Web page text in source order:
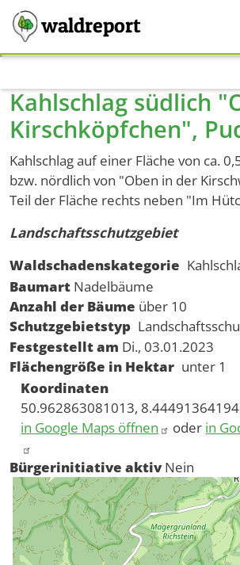
waldreport
Kahlschlag südlich
Kirschköpfchen",
Kahlschlag auf einer Fläche von ca.
bzw. nördlich von "Oben in der
Teil der Fläche rechts neben "Im
Landschaftsschutzgebiet
Waldschadenskategorie
Baumart Nadelbäume
Anzahl der Bäume über 10
Schutzgebietstyp
Festgestellt am Di., 03.01.2023
Flächengröße in Hektar unter 1
Koordinaten
50.962863081013,
in Google Maps öffnen
oder in
Bürgerinitiative aktiv Nein